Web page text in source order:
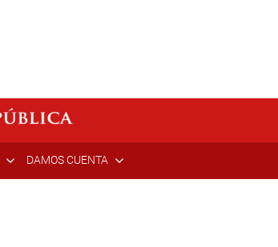
DAMOS CUENTA